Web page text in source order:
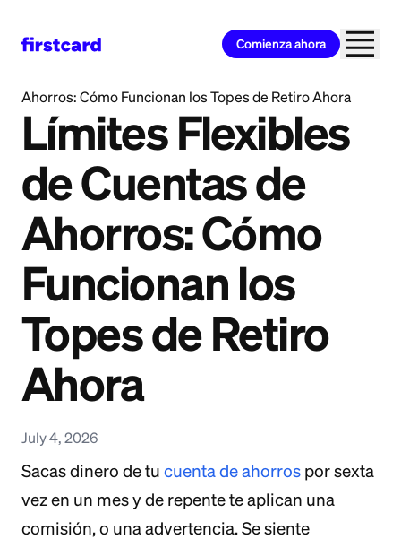
Comienza ahora
Ahorros: Cómo Funcionan los Topes de Retiro Ahora
Límites Flexibles
de Cuentas de
Ahorros: Cómo
Funcionan los
Topes de Retiro
Ahora
July 4, 2026
Sacas dinero de tu cuenta de ahorros por sexta
vez en un mes y de repente te aplican una
comisión, o una advertencia. Se siente